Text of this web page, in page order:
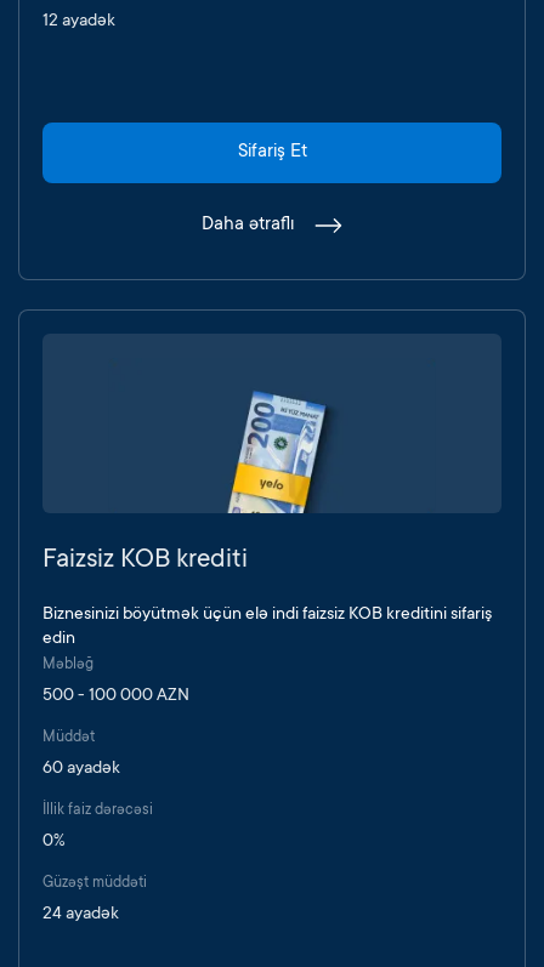
12 ayadək
Sifariş Et
Daha ətraflı
Faizsiz KOB krediti
Biznesinizi böyütmək üçün elə indi faizsiz KOB kreditini sifariş
edin
Məbləğ
500 - 100 000 AZN
Müddət
60 ayadək
İllik faiz dərəcəsi
0%
Güzəşt müddəti
24 ayadək